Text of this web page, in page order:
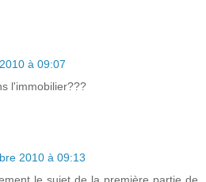
à 09:07
l'immobilier???
2010 à 09:13
le sujet de la première partie de